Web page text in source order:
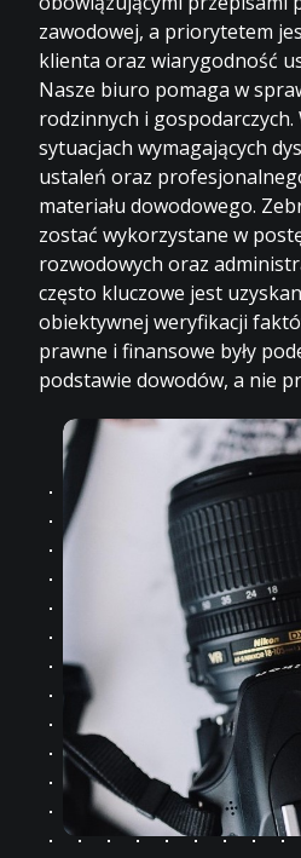
zawodowej, a priorytetem
klienta oraz wiarygodność
Nasze biuro pomaga w
rodzinnych i
sytuacjach wymagających
ustaleń oraz
materiału dowodowego.
zostać wykorzystane w
rozwodowych oraz
często kluczowe jest
obiektywnej weryfikacji
prawne i finansowe były
podstawie dowodów, a nie